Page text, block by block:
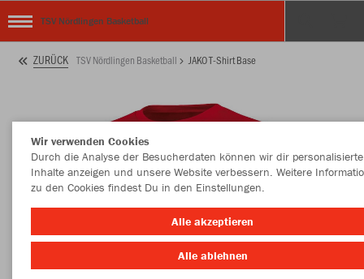
TSV Nördlingen Basketball
ZURÜCK TSV Nördlingen Basketball JAKO T-Shirt Base
Wir verwenden Cookies
Durch die Analyse der Besucherdaten können wir dir personalisierte
Inhalte anzeigen und unsere Website verbessern. Weitere
zu den Cookies findest Du in den Einstellungen.
Alle akzeptieren
Alle ablehnen